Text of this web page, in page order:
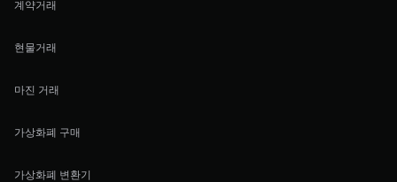
계약거래
현물거래
마진 거래
가상화폐 구매
가상화폐 변환기